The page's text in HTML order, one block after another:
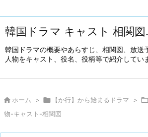
韓国ドラマ キャスト 相関
韓国ドラマの概要やあらすじ、相関図、放送
人物をキャスト、役名、役柄等で紹介してい
 ホーム >  【か行】から始まるドラマ > 
物-キャスト-相関図